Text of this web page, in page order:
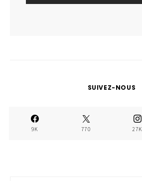
SUIVEZ-NOUS
9K 770 27K